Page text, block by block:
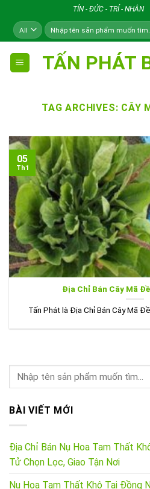
content
TÍN - ĐỨC - TRÍ - NHÂN
Tìm
kiếm:
TẤN PHÁT
TAG ARCHIVES: CÂY
Địa Chỉ Bán Cây Mã
Tấn Phát là Địa Chỉ Bán Cây Mã
05
Th1
BÀI VIẾT MỚI
Địa Chỉ Bán Nụ Hoa Tam Thất
Tử Chọn Lọc, Giao Tận Nơi
Nụ Hoa Tam Thất Khô Tại Đồng